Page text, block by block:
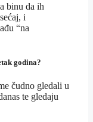
binu da ih
i
“na
godina?
čudno gledali u
te gledaju